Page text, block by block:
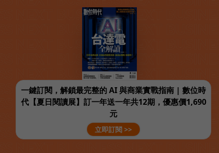
一鍵訂閱，解鎖最完整的 AI 與商業實戰指南 | 數位時
代【夏日閱讀展】訂一年送一年共12期，優惠價1,690
元
立即訂閱 >>